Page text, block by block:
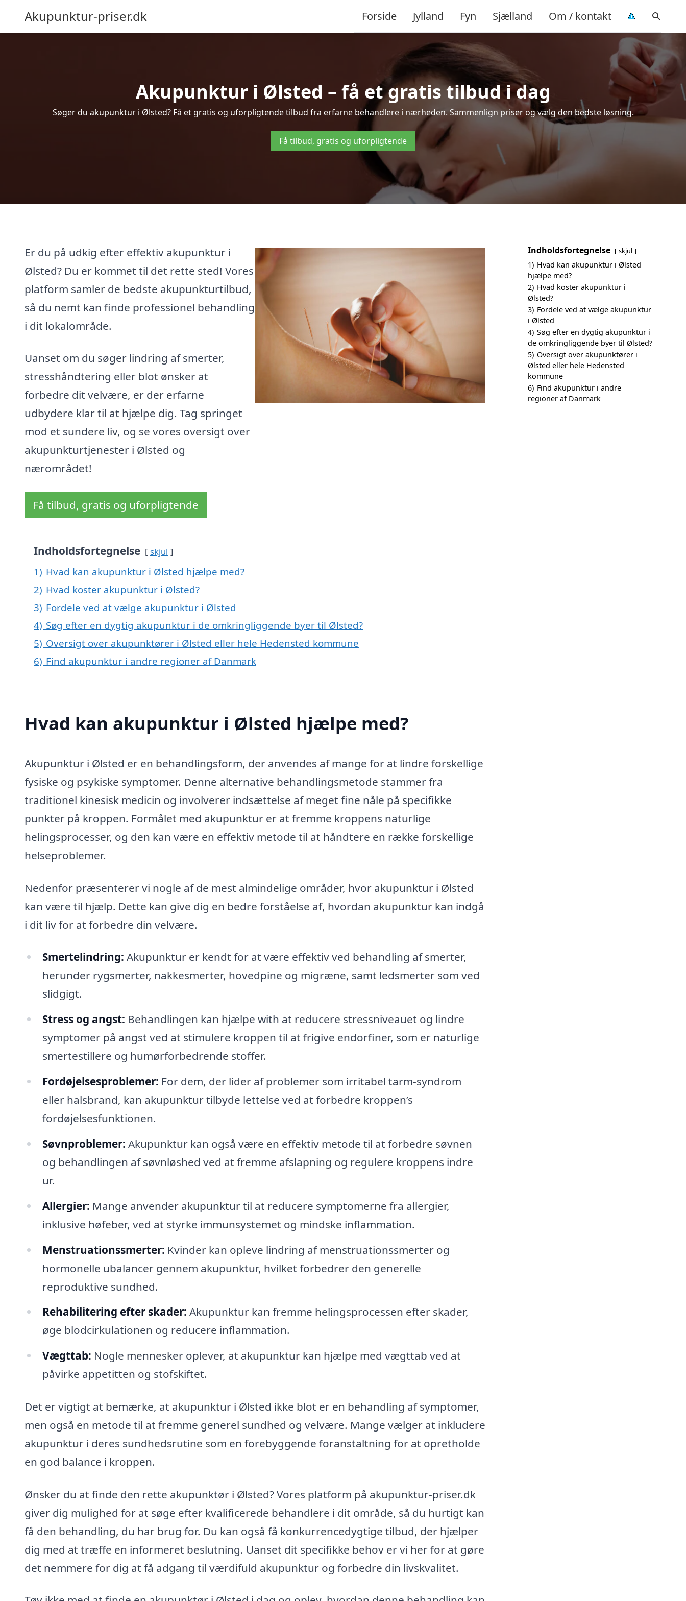
Akupunktur-priser.dk Forside Jylland Fyn Sjælland Om / kontakt
Akupunktur i Ølsted – få et gratis tilbud i dag
Søger du akupunktur i Ølsted? Få et gratis og uforpligtende tilbud fra erfarne behandlere i nærheden. Sammenlign priser og vælg den bedste løsning.
Få tilbud, gratis og uforpligtende
Er du på udkig efter effektiv akupunktur i
Ølsted? Du er kommet til det rette sted! Vores
platform samler de bedste akupunkturtilbud,
så du nemt kan finde professionel behandling
i dit lokalområde.
Uanset om du søger lindring af smerter,
stresshåndtering eller blot ønsker at
forbedre dit velvære, er der erfarne
udbydere klar til at hjælpe dig. Tag springet
mod et sundere liv, og se vores oversigt over
akupunkturtjenester i Ølsted og
nærområdet!
Få tilbud, gratis og uforpligtende
Indholdsfortegnelse skjul
1) Hvad kan akupunktur i Ølsted hjælpe med?
2) Hvad koster akupunktur i Ølsted?
3) Fordele ved at vælge akupunktur i Ølsted
4) Søg efter en dygtig akupunktur i de omkringliggende byer til Ølsted?
5) Oversigt over akupunktører i Ølsted eller hele Hedensted kommune
6) Find akupunktur i andre regioner af Danmark
Hvad kan akupunktur i Ølsted hjælpe med?
Akupunktur i Ølsted er en behandlingsform, der anvendes af mange for at lindre forskellige
fysiske og psykiske symptomer. Denne alternative behandlingsmetode stammer fra
traditionel kinesisk medicin og involverer indsættelse af meget fine nåle på specifikke
punkter på kroppen. Formålet med akupunktur er at fremme kroppens naturlige
helingsprocesser, og den kan være en effektiv metode til at håndtere en række forskellige
helseproblemer.
Nedenfor præsenterer vi nogle af de mest almindelige områder, hvor akupunktur i Ølsted
kan være til hjælp. Dette kan give dig en bedre forståelse af, hvordan akupunktur kan indgå
i dit liv for at forbedre din velvære.
Smertelindring: Akupunktur er kendt for at være effektiv ved behandling af smerter,
herunder rygsmerter, nakkesmerter, hovedpine og migræne, samt ledsmerter som ved
slidgigt.
Stress og angst: Behandlingen kan hjælpe with at reducere stressniveauet og lindre
symptomer på angst ved at stimulere kroppen til at frigive endorfiner, som er naturlige
smertestillere og humørforbedrende stoffer.
Fordøjelsesproblemer: For dem, der lider af problemer som irritabel tarm-syndrom
eller halsbrand, kan akupunktur tilbyde lettelse ved at forbedre kroppen’s
fordøjelsesfunktionen.
Søvnproblemer: Akupunktur kan også være en effektiv metode til at forbedre søvnen
og behandlingen af søvnløshed ved at fremme afslapning og regulere kroppens indre
ur.
Allergier: Mange anvender akupunktur til at reducere symptomerne fra allergier,
inklusive høfeber, ved at styrke immunsystemet og mindske inflammation.
Menstruationssmerter: Kvinder kan opleve lindring af menstruationssmerter og
hormonelle ubalancer gennem akupunktur, hvilket forbedrer den generelle
reproduktive sundhed.
Rehabilitering efter skader: Akupunktur kan fremme helingsprocessen efter skader,
øge blodcirkulationen og reducere inflammation.
Vægttab: Nogle mennesker oplever, at akupunktur kan hjælpe med vægttab ved at
påvirke appetitten og stofskiftet.
Det er vigtigt at bemærke, at akupunktur i Ølsted ikke blot er en behandling af symptomer,
men også en metode til at fremme generel sundhed og velvære. Mange vælger at inkludere
akupunktur i deres sundhedsrutine som en forebyggende foranstaltning for at opretholde
en god balance i kroppen.
Ønsker du at finde den rette akupunktør i Ølsted? Vores platform på akupunktur-priser.dk
giver dig mulighed for at søge efter kvalificerede behandlere i dit område, så du hurtigt kan
få den behandling, du har brug for. Du kan også få konkurrencedygtige tilbud, der hjælper
dig med at træffe en informeret beslutning. Uanset dit specifikke behov er vi her for at gøre
det nemmere for dig at få adgang til værdifuld akupunktur og forbedre din livskvalitet.
Indholdsfortegnelse skjul
1) Hvad kan akupunktur i Ølsted
hjælpe med?
2) Hvad koster akupunktur i
Ølsted?
3) Fordele ved at vælge akupunktur
i Ølsted
4) Søg efter en dygtig akupunktur i
de omkringliggende byer til Ølsted?
5) Oversigt over akupunktører i
Ølsted eller hele Hedensted
kommune
6) Find akupunktur i andre
regioner af Danmark